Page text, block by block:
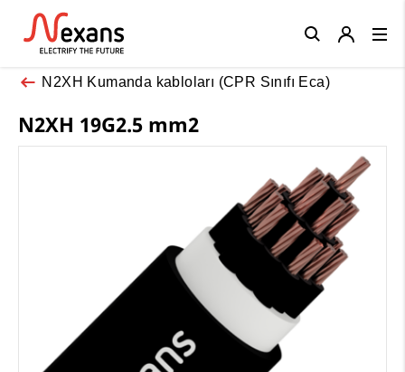
N2XH Kumanda kabloları (CPR Sınıfı Eca)
N2XH 19G2.5 mm2
Close